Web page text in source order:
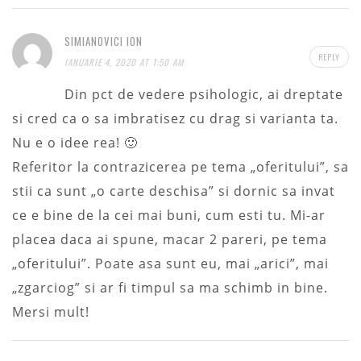
SIMIANOVICI ION
IANUARIE 4, 2020 AT 1:50 AM REPLY
Din pct de vedere psihologic, ai dreptate
si cred ca o sa imbratisez cu drag si varianta ta.
Nu e o idee rea! 🙂
Referitor la contrazicerea pe tema „oferitului”, sa
stii ca sunt „o carte deschisa” si dornic sa invat
ce e bine de la cei mai buni, cum esti tu. Mi-ar
placea daca ai spune, macar 2 pareri, pe tema
„oferitului”. Poate asa sunt eu, mai „arici”, mai
„zgarciog” si ar fi timpul sa ma schimb in bine.
Mersi mult!